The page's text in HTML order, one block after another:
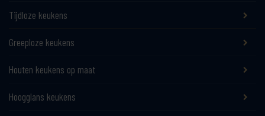
Tijdloze keukens
Greeploze keukens
Houten keukens op maat
Hoogglans keukens